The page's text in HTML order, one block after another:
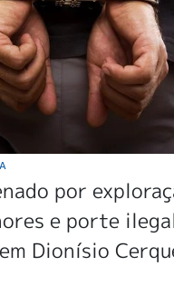
por
e porte
Dionísio